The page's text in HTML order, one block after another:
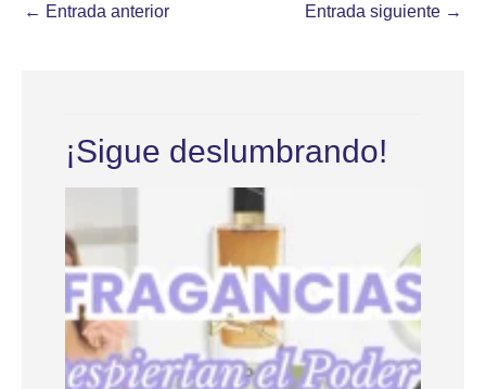
← Entrada anterior Entrada siguiente →
¡Sigue deslumbrando!